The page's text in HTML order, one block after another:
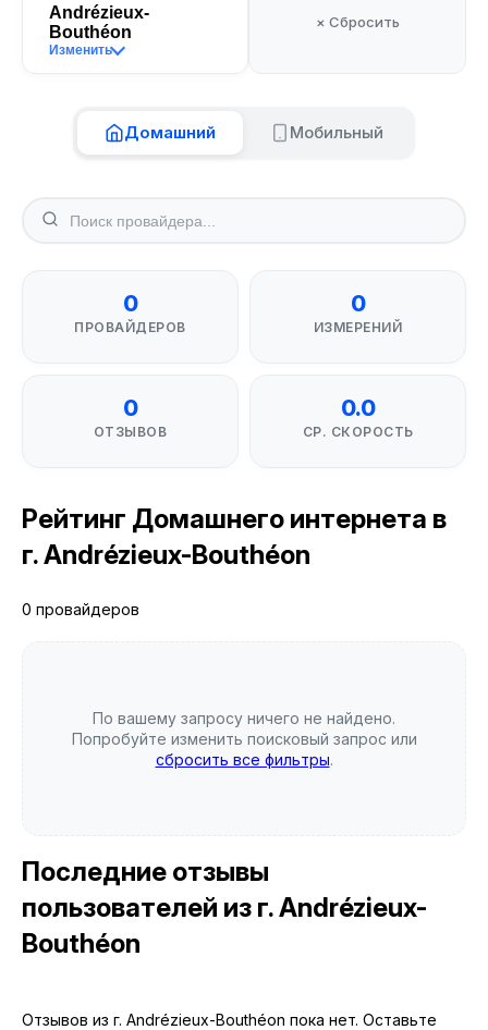
Andrézieux-
Bouthéon
Изменить
× Сбросить
Домашний Мобильный
0
ПРОВАЙДЕРОВ
0
ИЗМЕРЕНИЙ
0
ОТЗЫВОВ
0.0
СР. СКОРОСТЬ
Рейтинг Домашнего интернета в
г. Andrézieux-Bouthéon
0 провайдеров
По вашему запросу ничего не найдено.
Попробуйте изменить поисковый запрос или
сбросить все фильтры.
Последние отзывы
пользователей из г. Andrézieux-
Bouthéon
Отзывов из г. Andrézieux-Bouthéon пока нет. Оставьте